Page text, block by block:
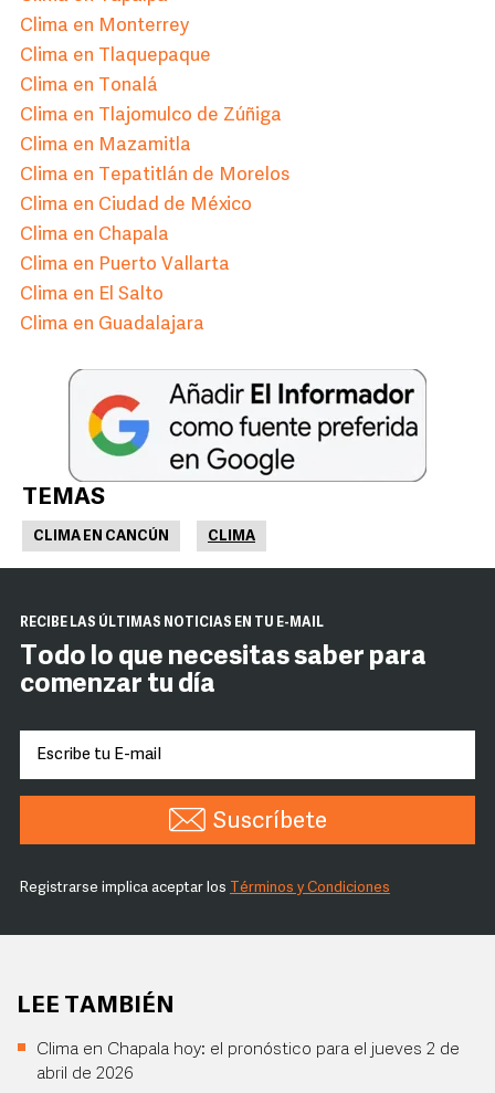
Clima en Monterrey
Clima en Tlaquepaque
Clima en Tonalá
Clima en Tlajomulco de Zúñiga
Clima en Mazamitla
Clima en Tepatitlán de Morelos
Clima en Ciudad de México
Clima en Chapala
Clima en Puerto Vallarta
Clima en El Salto
Clima en Guadalajara
TEMAS
CLIMA EN CANCÚN CLIMA
RECIBE LAS ÚLTIMAS NOTICIAS EN TU E-MAIL
Todo lo que necesitas saber para
comenzar tu día
Suscríbete
Registrarse implica aceptar los Términos y Condiciones
LEE TAMBIÉN
Clima en Chapala hoy: el pronóstico para el jueves 2 de
abril de 2026